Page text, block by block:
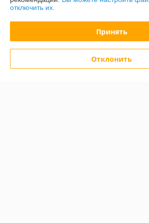
График работы
Политика обработки cookies
отключить их.
Принять
Отклонить